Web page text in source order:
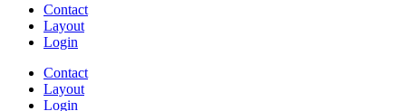
Contact
Layout
Login
Contact
Layout
Login